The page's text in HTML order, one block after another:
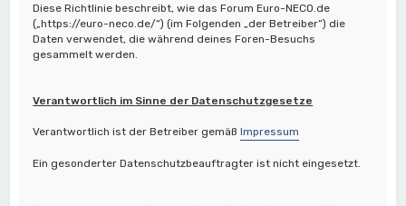
Diese Richtlinie beschreibt, wie das Forum Euro-NECO.de
(„https://euro-neco.de/“) (im Folgenden „der Betreiber“) die
Daten verwendet, die während deines Foren-Besuchs
gesammelt werden.
Verantwortlich im Sinne der Datenschutzgesetze
Verantwortlich ist der Betreiber gemäßImpressum
Ein gesonderter Datenschutzbeauftragter ist nicht eingesetzt.